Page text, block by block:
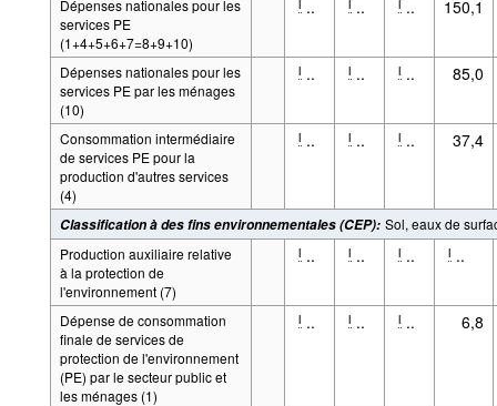
Dépenses nationales pour les
services PE
(1+4+5+6+7=8+9+10)
l .. l .. l .. 150,1
Dépenses nationales pour les
services PE par les ménages
(10)
l .. l .. l .. 85,0
Consommation intermédiaire
de services PE pour la
production d'autres services
(4)
l .. l .. l .. 37,4
Classification à des fins environnementales (CEP): Sol, eaux de
Production auxiliaire relative
à la protection de
l'environnement (7)
l .. l .. l .. l ..
Dépense de consommation
finale de services de
protection de l'environnement
(PE) par le secteur public et
les ménages (1)
l .. l .. l .. 6,8